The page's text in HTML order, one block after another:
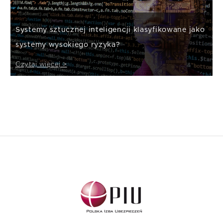
Systemy sztucznej inteligencji klasyfikowane jako
systemy wysokiego ryzyka?
Czytaj więcej >